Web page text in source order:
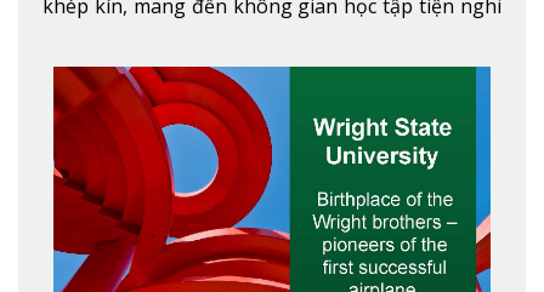
khép kín, mang đến không gian học tập tiện nghi
ích hiện đạXem thêm